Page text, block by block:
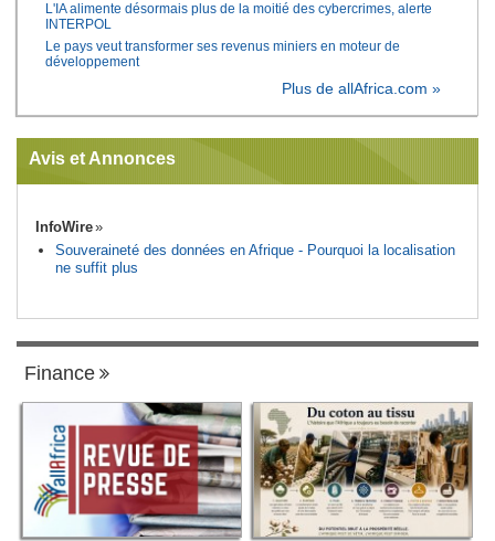
L'IA alimente désormais plus de la moitié des cybercrimes, alerte
INTERPOL
Le pays veut transformer ses revenus miniers en moteur de
développement
Plus de allAfrica.com »
Avis et Annonces
InfoWire
Souveraineté des données en Afrique - Pourquoi la localisation
ne suffit plus
Finance